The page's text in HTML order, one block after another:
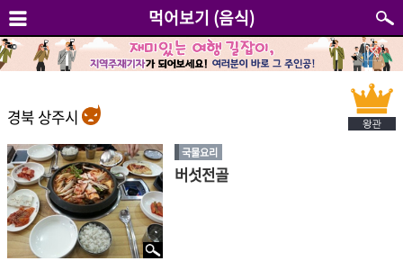
먹어보기 (음식)
경북 상주시
국물요리
버섯전골